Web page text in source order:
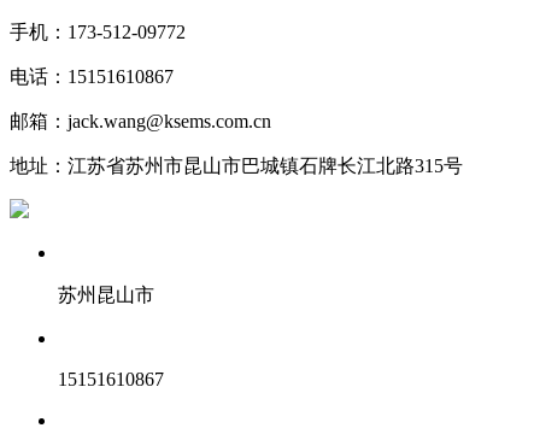
手机：173-512-09772
电话：15151610867
邮箱：jack.wang@ksems.com.cn
地址：江苏省苏州市昆山市巴城镇石牌长江北路315号
苏州昆山市
15151610867